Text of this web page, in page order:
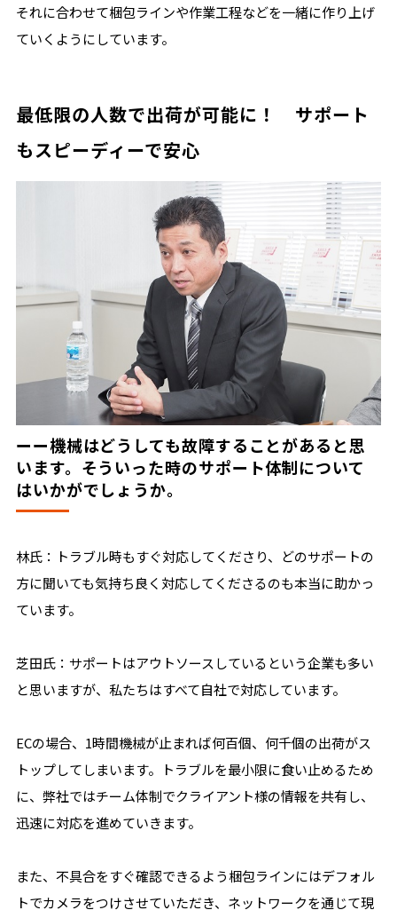
それに合わせて梱包ラインや作業工程などを一緒に作り上げ
ていくようにしています。
最低限の人数で出荷が可能に！ サポート
もスピーディーで安心
ーー機械はどうしても故障することがあると思
います。そういった時のサポート体制について
はいかがでしょうか。
林氏：トラブル時もすぐ対応してくださり、どのサポートの
方に聞いても気持ち良く対応してくださるのも本当に助かっ
ています。
芝田氏：サポートはアウトソースしているという企業も多い
と思いますが、私たちはすべて自社で対応しています。
ECの場合、1時間機械が止まれば何百個、何千個の出荷がス
トップしてしまいます。トラブルを最小限に食い止めるため
に、弊社ではチーム体制でクライアント様の情報を共有し、
迅速に対応を進めていきます。
また、不具合をすぐ確認できるよう梱包ラインにはデフォル
トでカメラをつけさせていただき、ネットワークを通じて現